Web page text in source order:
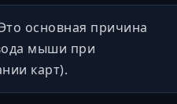
основная причина
мыши при
карт).